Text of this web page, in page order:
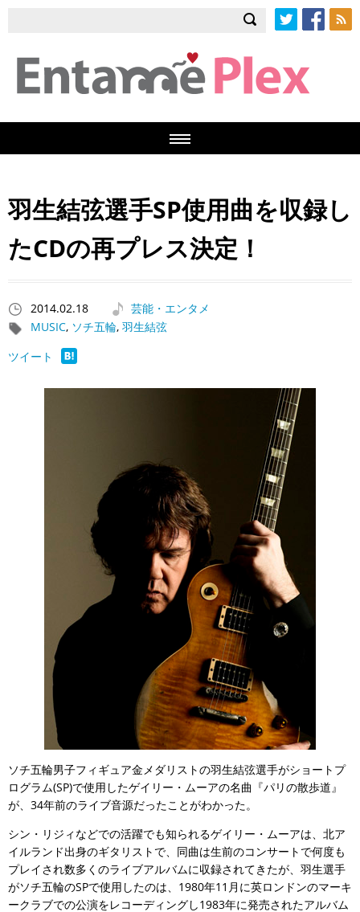
羽生結弦選手SP使用曲を収録し
たCDの再プレス決定！
2014.02.18
芸能・エンタメ
MUSIC, ソチ五輪, 羽生結弦
ツイート
ソチ五輪男子フィギュア金メダリストの羽生結弦選手がショートプ
ログラム(SP)で使用したゲイリー・ムーアの名曲『パリの散歩道』
が、34年前のライブ音源だったことがわかった。
シン・リジィなどでの活躍でも知られるゲイリー・ムーアは、北ア
イルランド出身のギタリストで、同曲は生前のコンサートで何度も
プレイされ数多くのライブアルバムに収録されてきたが、羽生選手
がソチ五輪のSPで使用したのは、1980年11月に英ロンドンのマーキ
ークラブでの公演をレコーディングし1983年に発売されたアルバム